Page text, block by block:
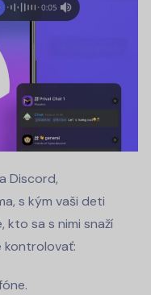
Discord,
s kým vaši deti
kto sa s nimi snaží
kontrolovať: